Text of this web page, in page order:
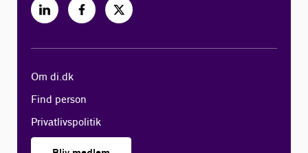
Om di.dk
Find person
Privatlivspolitik